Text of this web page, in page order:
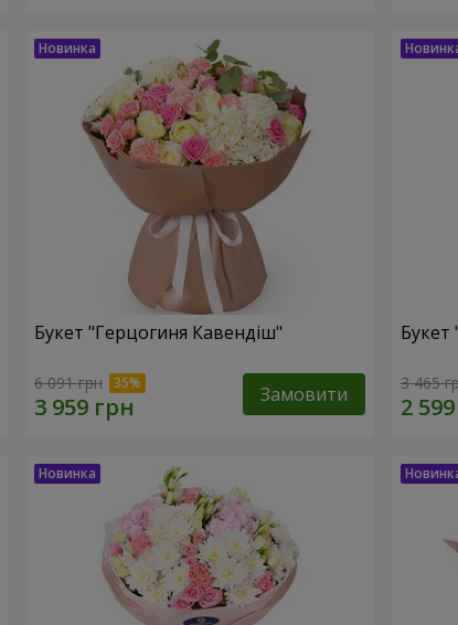
Букет "Герцогиня Кавендіш"
6 091 грн Замовити 3 465